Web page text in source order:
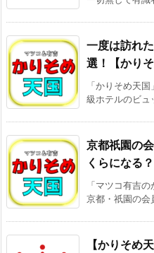
一度は訪れ
選！【かりそ
「かりそめ天
級ホテルのビュ
京都祇園の
くらになる
「マツコ有吉
京都・祇園の会
【かりそめ